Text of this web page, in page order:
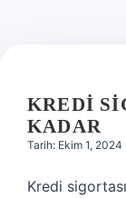
KREDI
KADAR
Tarih: Ekim 1, 2024
Kredi